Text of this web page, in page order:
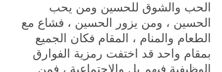
الحب والشوق للحسين ومن يحب
الحسين ، ومن يزور الحسين ، فشاع مع
الطعام والمنام ، المقام فكان الجميع
بمقام واحد قد اختفت رمزية الفوارق
الوظيفية فيهم بل والاجتماعية ، فمن